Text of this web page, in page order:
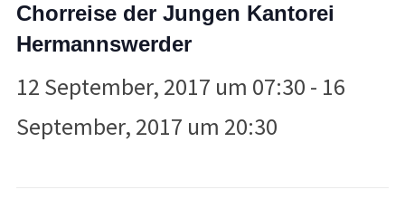
Chorreise der Jungen Kantorei
Hermannswerder
12 September, 2017 um 07:30 - 16
September, 2017 um 20:30